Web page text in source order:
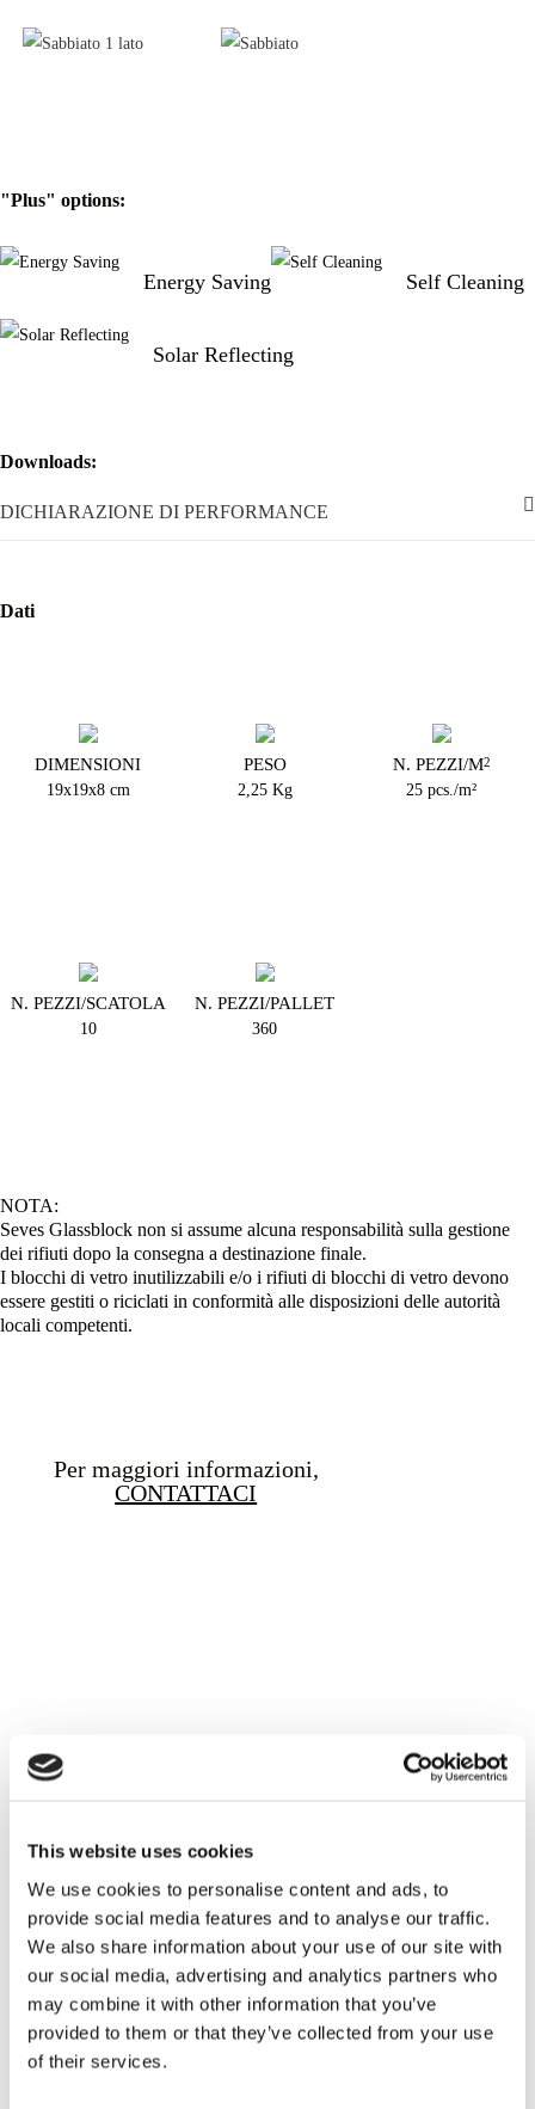
This website uses cookies
We use cookies to personalise content and ads, to
provide social media features and to analyse our traffic.
We also share information about your use of our site with
our social media, advertising and analytics partners who
may combine it with other information that you’ve
provided to them or that they’ve collected from your use
of their services.
"Plus" options:
Energy Saving Self Cleaning
Solar Reflecting
Downloads:
DICHIARAZIONE DI PERFORMANCE
Dati
DIMENSIONI
19x19x8 cm
PESO
2,25 Kg
N. PEZZI/M2
25 pcs./m²
N. PEZZI/SCATOLA
10
N. PEZZI/PALLET
360
NOTA:
Seves Glassblock non si assume alcuna responsabilità sulla gestione
dei rifiuti dopo la consegna a destinazione finale.
I blocchi di vetro inutilizzabili e/o i rifiuti di blocchi di vetro devono
essere gestiti o riciclati in conformità alle disposizioni delle autorità
locali competenti.
Per maggiori informazioni,
CONTATTACI